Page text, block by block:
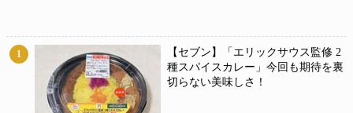
1
【セブン】「エリックサウス監修 2
種スパイスカレー」今回も期待を裏
切らない美味しさ！